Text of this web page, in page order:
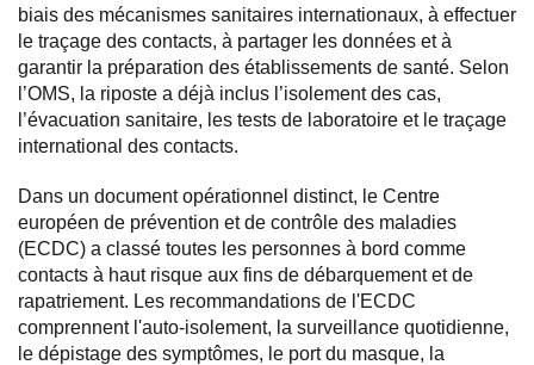
biais des mécanismes sanitaires internationaux, à effectuer
le traçage des contacts, à partager les données et à
garantir la préparation des établissements de santé. Selon
l’OMS, la riposte a déjà inclus l’isolement des cas,
l’évacuation sanitaire, les tests de laboratoire et le traçage
international des contacts.
Dans un document opérationnel distinct, le Centre
européen de prévention et de contrôle des maladies
(ECDC) a classé toutes les personnes à bord comme
contacts à haut risque aux fins de débarquement et de
rapatriement. Les recommandations de l'ECDC
comprennent l'auto-isolement, la surveillance quotidienne,
le dépistage des symptômes, le port du masque, la